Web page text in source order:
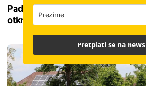
Pad sa skele ili nezgoda sa
otkriva kako do odštete i kolika
Pretplati se na